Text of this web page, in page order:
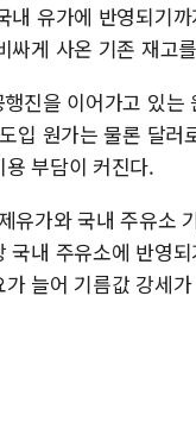
내 유가에 반영되기
싸게 사온 기존 재고
진을 이어가고 있
입 원가는 물론 달
부담이 커진다.
유가와 국내 주유소
국내 주유소에 반영
늘어 기름값 강세